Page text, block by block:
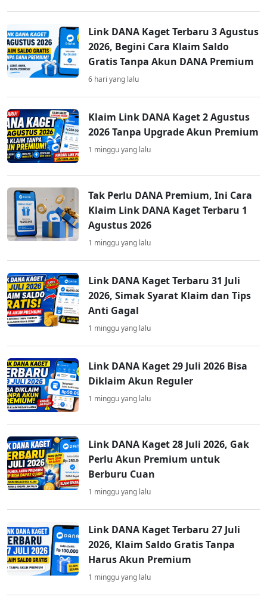
Link DANA Kaget Terbaru 3 Agustus
2026, Begini Cara Klaim Saldo
Gratis Tanpa Akun DANA Premium
6 hari yang lalu
Klaim Link DANA Kaget 2 Agustus
2026 Tanpa Upgrade Akun Premium
1 minggu yang lalu
Tak Perlu DANA Premium, Ini Cara
Klaim Link DANA Kaget Terbaru 1
Agustus 2026
1 minggu yang lalu
Link DANA Kaget Terbaru 31 Juli
2026, Simak Syarat Klaim dan Tips
Anti Gagal
1 minggu yang lalu
Link DANA Kaget 29 Juli 2026 Bisa
Diklaim Akun Reguler
1 minggu yang lalu
Link DANA Kaget 28 Juli 2026, Gak
Perlu Akun Premium untuk
Berburu Cuan
1 minggu yang lalu
Link DANA Kaget Terbaru 27 Juli
2026, Klaim Saldo Gratis Tanpa
Harus Akun Premium
1 minggu yang lalu